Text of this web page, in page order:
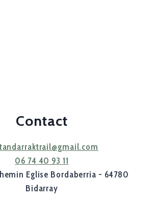
Contact
06 74 40 93 11
Eglise Bordaberria - 64780
Bidarray